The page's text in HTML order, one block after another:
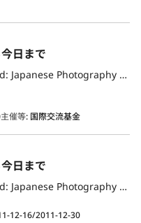
日まで
Gazing at the Contemporary World: Japanese Photography from the 1970s to the Present
主催等: 国際交流基金
日まで
Gazing at the Contemporary World: Japanese Photography from the 1970s to the Present
12-16/2011-12-30